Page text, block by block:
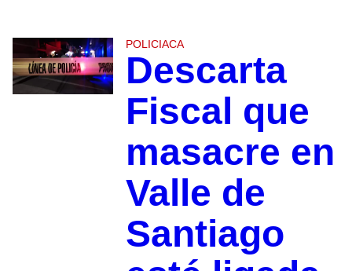
POLICIACA
Descarta
Fiscal que
masacre en
Valle de
Santiago